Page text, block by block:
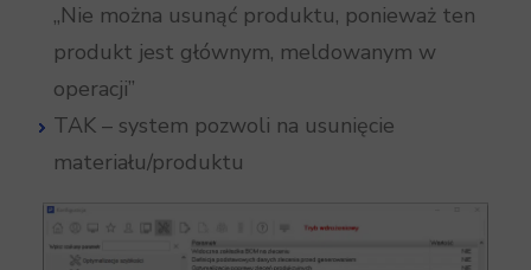
„Nie można usunąć produktu, ponieważ ten
produkt jest głównym, meldowanym w
operacji”
TAK – system pozwoli na usunięcie
materiału/produktu